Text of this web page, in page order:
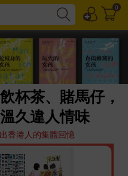
0
杯茶、賭馬仔，
久違人情味
香港人的集體回憶